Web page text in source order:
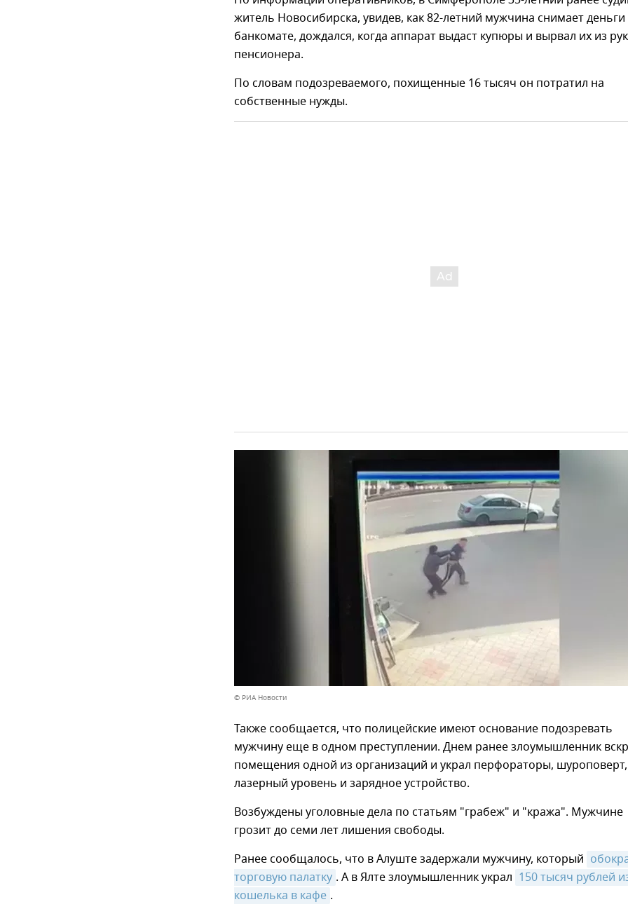
житель Новосибирска, увидев, как 82-летний мужчина снимает деньги
банкомате, дождался, когда аппарат выдаст купюры и вырвал их из рук
пенсионера.
По словам подозреваемого, похищенные 16 тысяч он потратил на
собственные нужды.
© РИА Новости
Также сообщается, что полицейские имеют основание подозревать
мужчину еще в одном преступлении. Днем ранее злоумышленник
помещения одной из организаций и украл перфораторы, шуроповерт,
лазерный уровень и зарядное устройство.
Возбуждены уголовные дела по статьям "грабеж" и "кража". Мужчине
грозит до семи лет лишения свободы.
Ранее сообщалось, что в Алуште задержали мужчину, который
торговую палатку . А в Ялте злоумышленник украл 150 тысяч рублей
кошелька в кафе .